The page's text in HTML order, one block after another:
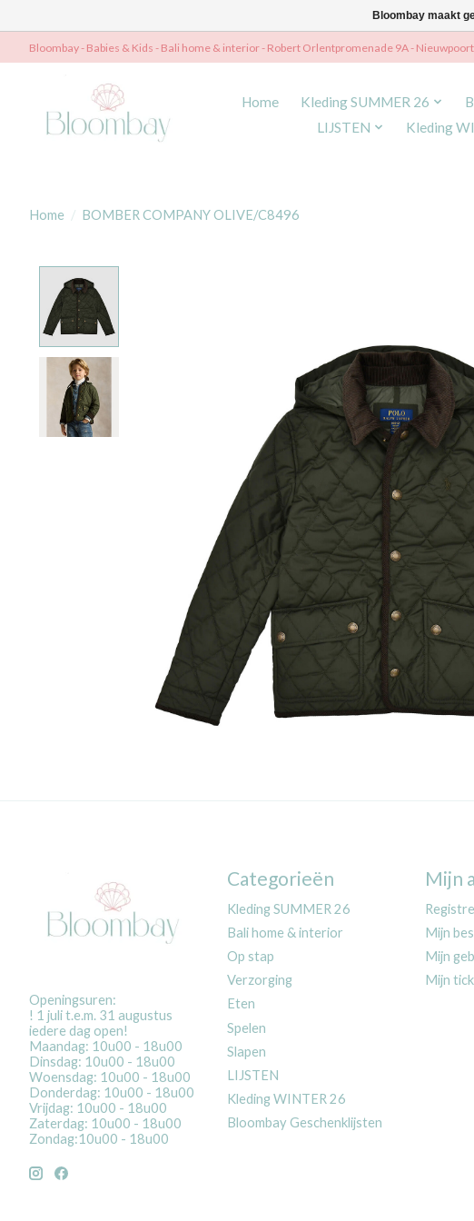
Bloombay - Babies & Kids - Bali home & interior - Robert Orlentpromenade 9A - Nieuwpoort
Home Kleding SUMMER 26
LIJSTEN
Kleding
Home / BOMBER COMPANY OLIVE/C8496
Openingsuren:
! 1 juli t.e.m. 31 augustus
iedere dag open!
Maandag: 10u00 - 18u00
Dinsdag: 10u00 - 18u00
Woensdag: 10u00 - 18u00
Donderdag: 10u00 - 18u00
Vrijdag: 10u00 - 18u00
Zaterdag: 10u00 - 18u00
Zondag:10u00 - 18u00
Categorieën
Kleding SUMMER 26
Bali home & interior
Op stap
Verzorging
Eten
Spelen
Slapen
LIJSTEN
Kleding WINTER 26
Bloombay Geschenklijsten
Mijn
Mijn
Mijn
Mijn
Bloombay maakt